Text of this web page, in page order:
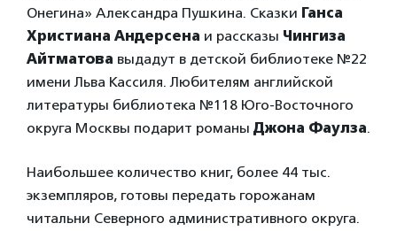
Онегина» Александра Пушкина. Сказки Ганса
Христиана Андерсена и рассказы Чингиза
Айтматова выдадут в детской библиотеке №22
имени Льва Кассиля. Любителям английской
литературы библиотека №118 Юго-Восточного
округа Москвы подарит романы Джона Фаулза.
Наибольшее количество книг, более 44 тыс.
экземпляров, готовы передать горожанам
читальни Северного административного округа.